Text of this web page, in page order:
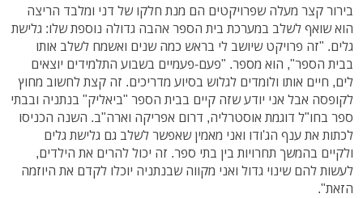
בירור קצר מעלה שפרויקטים הם מנת חלקו של דני ומלבד הריצה
הוא שואף לשלב במערכת בית הספר אהבה גדולה נוספת שלו: גלישת
גלים. "זה פרויקט שיושב לי בראש כמה שנים ואשמח לשלב אותו
בבית הספר", הוא מספר. "פעם-פעמיים בשבוע התלמידים יוצאים
לים, חיים אותו ולומדים לגלוש בסיוע מדריכים. זה קצת לחשוב מחוץ
לקופסה אבל אני יודע שזה קיים בבית הספר "ביאליק" בנתניה ובבתי
ספר בחו"ל דוגמת אוסטרליה, דרום אפריקה וארה"ב. השנה הכניסו
לכתות את ענף הג'ודו ואני מאמין שאפשר לשלב גם גלישת גלים
ולקיים בהמשך תחרויות בין בתי ספר. זה יכול להרים את הילדים,
לעשות להם שינוי גדול ואני מקווה שבנתניה יוכלו לקדם את היוזמה
הזאת".